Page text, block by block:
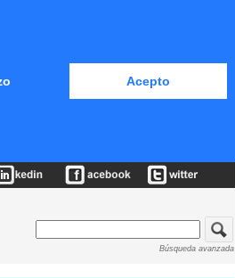
Acepto
Búsqueda avanzada